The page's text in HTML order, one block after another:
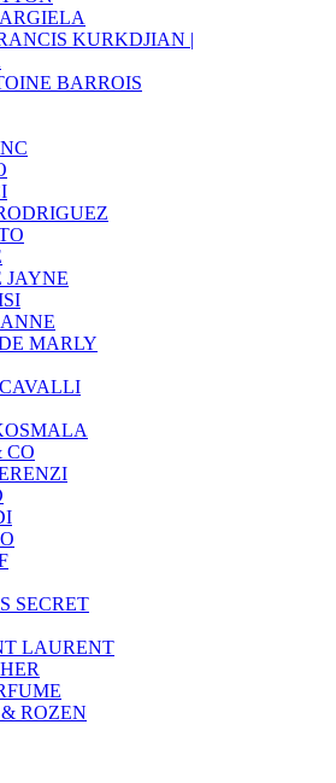
KURKDJIAN |
BARROIS
JAYNE
MARLY
CO
SECRET
LAURENT
ROZEN